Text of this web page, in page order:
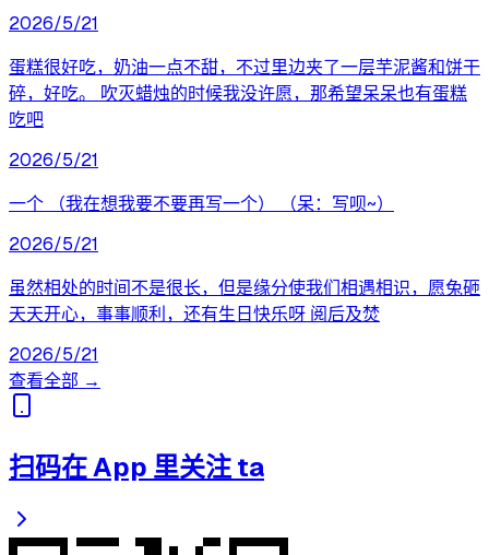
2026/5/21
蛋糕很好吃，奶油一点不甜，不过里边夹了一层芋泥酱和饼干
碎，好吃。 吹灭蜡烛的时候我没许愿，那希望呆呆也有蛋糕
吃吧
2026/5/21
一个 （我在想我要不要再写一个） （呆：写呗~）
2026/5/21
虽然相处的时间不是很长，但是缘分使我们相遇相识，愿兔砸
天天开心，事事顺利，还有生日快乐呀 阅后及焚
2026/5/21
查看全部 →
扫码在 App 里关注 ta